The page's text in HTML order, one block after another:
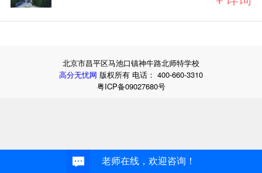
北京市昌平区马池口镇神牛路北师特学校
高分无忧网 版权所有 电话： 400-660-3310
粤ICP备09027680号